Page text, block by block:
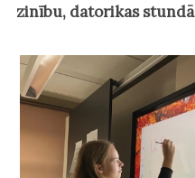
zinību, datorikas